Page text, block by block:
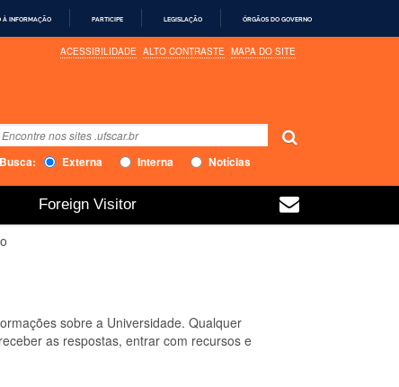
À INFORMAÇÃO PARTICIPE LEGISLAÇÃO ÓRGÃOS DO GOVERNO
ACESSIBILIDADE ALTO CONTRASTE MAPA DO SITE
Busca
Busca Avançada…
Busca: Externa Interna Notícias
Foreign Visitor
sobre a Universidade. Qualquer
as respostas, entrar com recursos e